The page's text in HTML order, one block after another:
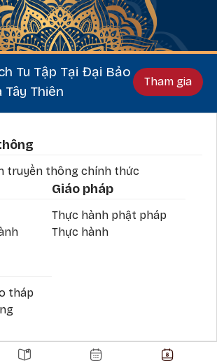
Tu Tập Tại Đại Bảo
Tây Thiên
Tham gia
truyền thông chính thức
Giáo pháp
Thực hành phật pháp
Thực hành
tháp